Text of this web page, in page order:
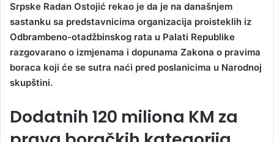
Srpske Radan Ostojić rekao je da je na današnjem
sastanku sa predstavnicima organizacija proisteklih iz
Odbrambeno-otadžbinskog rata u Palati Republike
razgovarano o izmjenama i dopunama Zakona o pravima
boraca koji će se sutra naći pred poslanicima u Narodnoj
skupštini.
Dodatnih 120 miliona KM za